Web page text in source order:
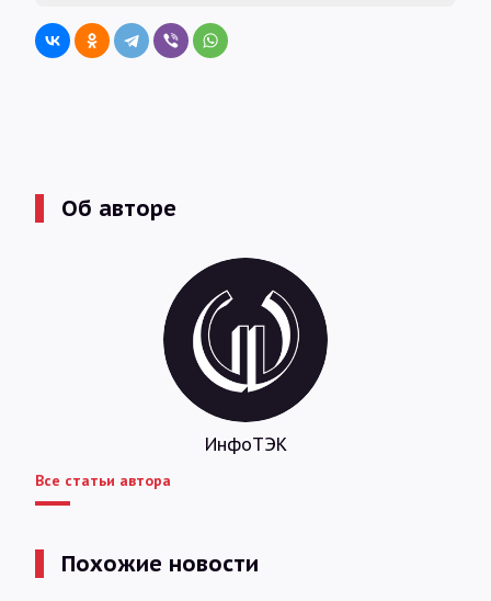
Об авторе
ИнфоТЭК
Все статьи автора
Похожие новости